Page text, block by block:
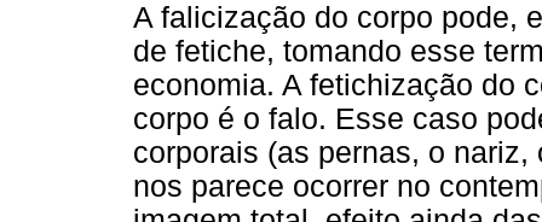
A falicização do corpo pode,
de fetiche, tomando esse
economia. A fetichização do
corpo é o falo. Esse caso
corporais (as pernas, o
nos parece ocorrer no